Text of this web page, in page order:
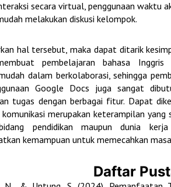
secara virtual, penggunaan waktu
melakukan diskusi kelompok.
hal tersebut, maka dapat ditarik
pembelajaran bahasa
dalam berkolaborasi, sehingga
Google Docs juga sangat
tugas dengan berbagai fitur. Dapat
merupakan keterampilan
pendidikan maupun dunia
kemampuan untuk memecahkan
Daftar